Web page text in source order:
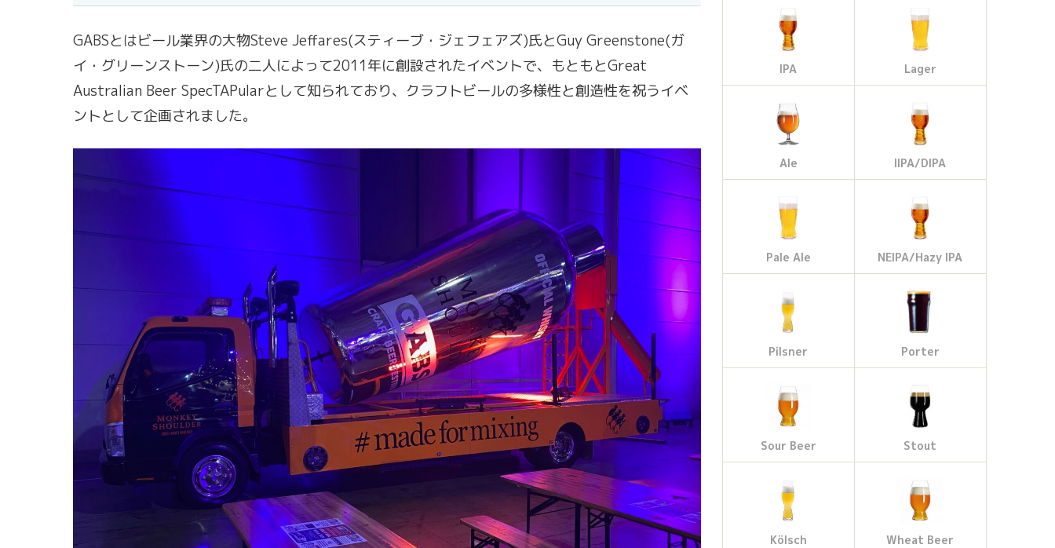
GABSとはビール業界の大物Steve Jeffares(スティーブ・ジェフェアズ)氏とGuy Greenstone(ガ
イ・グリーンストーン)氏の二人によって2011年に創設されたイベントで、もともとGreat
Australian Beer SpecTAPularとして知られており、クラフトビールの多様性と創造性を祝うイベ
ントとして企画されました。
IPA Lager
Ale IIPA/DIPA
Pale Ale NEIPA/Hazy IPA
Pilsner Porter
Sour Beer Stout
Kölsch Wheat Beer